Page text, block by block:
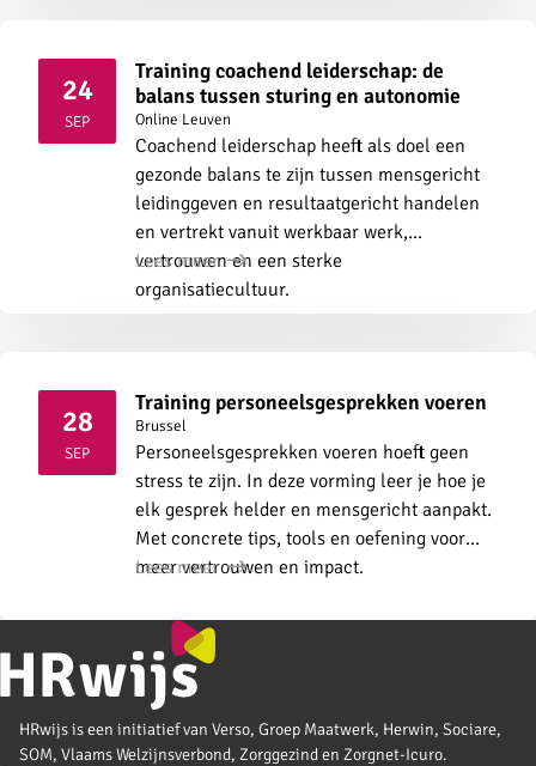
24
SEP2026
Training coachend leiderschap: de
balans tussen sturing en autonomie
Online Leuven
Coachend leiderschap heeft als doel een
gezonde balans te zijn tussen mensgericht
leidinggeven en resultaatgericht handelen
en vertrekt vanuit werkbaar werk,
vertrouwen en een sterke
organisatiecultuur.
Lees meer
28
SEP2026
Training personeelsgesprekken voeren
Brussel
Personeelsgesprekken voeren hoeft geen
stress te zijn. In deze vorming leer je hoe je
elk gesprek helder en mensgericht aanpakt.
Met concrete tips, tools en oefening voor
meer vertrouwen en impact.
Lees meer
HRwijs is een initiatief van Verso, Groep Maatwerk, Herwin, Sociare,
SOM, Vlaams Welzijnsverbond, Zorggezind en Zorgnet-Icuro.